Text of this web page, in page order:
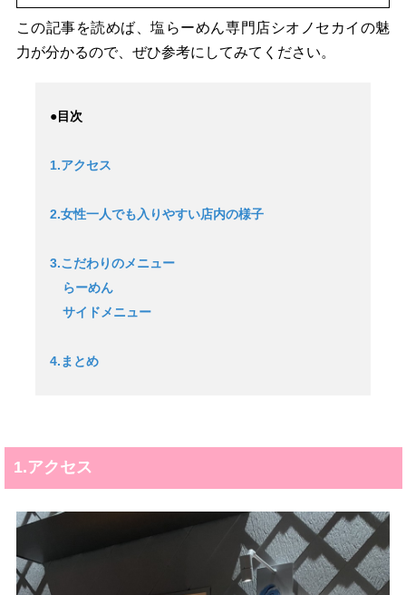
この記事を読めば、塩らーめん専門店シオノセカイの魅
力が分かるので、ぜひ参考にしてみてください。
●目次
1.アクセス
2.女性一人でも入りやすい店内の様子
3.こだわりのメニュー
らーめん
サイドメニュー
4.まとめ
1.アクセス